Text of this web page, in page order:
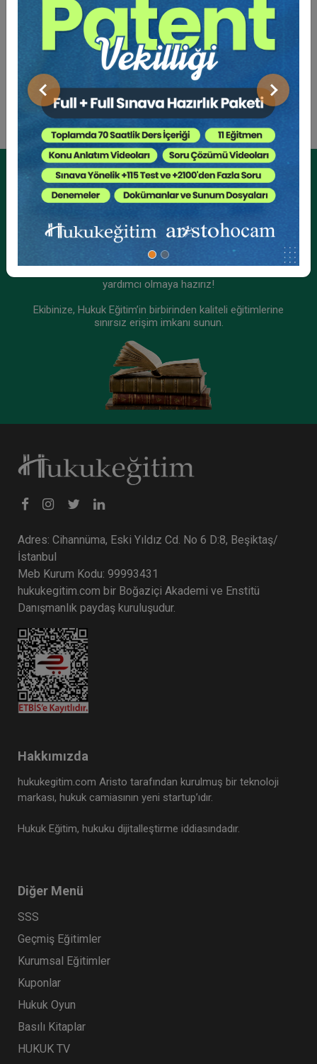
Önceki Sonraki
Limited Şirketler - IV. Ticaret Hukuku Kongresi -
X. Oturum
360 TL Sepete Ekle
Tüketici Hukuku Enstitüsü
IV. Ticaret Hukuku Kongresi - Tüm Oturumlar (12
Sepete Ekle
Tüketici Hukuku Enstitüsü
Fikri Mülkiyet Hukuku - IV. Ticaret Hukuku
Kongresi - XI. Oturum
360 TL
Tüketici Hukuku Enstitüsü
IX. Oturum
360 TL
Tüketici Hukuku Enstitüsü
Sosyal Medya
Kurumsal Üyelikler İçin
Kurumsal Teklif Alın
yardımcı olmaya hazırız!
Ekibinize, Hukuk Eğitim’in birbirinden kaliteli eğitimlerine
sınırsız erişim imkanı sunun.
Adres: Cihannüma, Eski Yıldız Cd. No 6 D:8, Beşiktaş/
İstanbul
Meb Kurum Kodu: 99993431
hukukegitim.com bir Boğaziçi Akademi ve Enstitü
Danışmanlık paydaş kuruluşudur.
Hakkımızda
hukukegitim.com Aristo tarafından kurulmuş bir teknoloji
markası, hukuk camiasının yeni startup’ıdır.
Hukuk Eğitim, hukuku dijitalleştirme iddiasındadır.
Diğer Menü
SSS
Geçmiş Eğitimler
Kurumsal Eğitimler
Kuponlar
Hukuk Oyun
Basılı Kitaplar
HUKUK TV